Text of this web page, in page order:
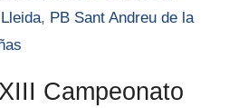
, PB Sant Andreu de la
Campeonato